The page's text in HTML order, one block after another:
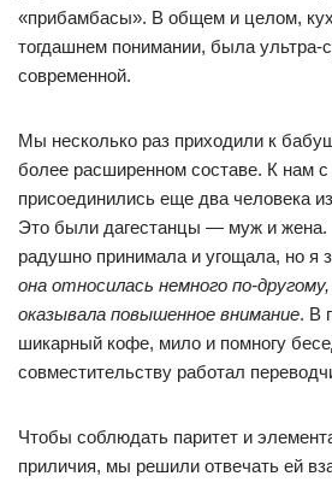
«прибамбасы». В общем и целом,
тогдашнем понимании, была ультра-
современной.
Мы несколько раз приходили к
более расширенном составе. К нам с
присоединились еще два человека
Это были дагестанцы — муж и
радушно принимала и угощала, но я
она относилась немного по-
оказывала повышенное внимание. В
шикарный кофе, мило и помногу
совместительству работал
Чтобы соблюдать паритет и
приличия, мы решили отвечать ей